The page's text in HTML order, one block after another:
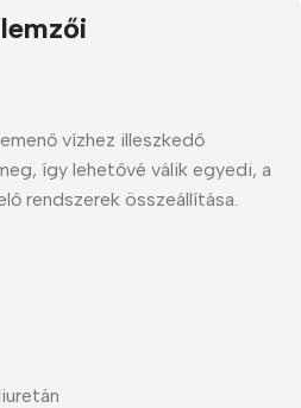
vízhez illeszkedő
így lehetővé válik egyedi, a
rendszerek összeállítása.